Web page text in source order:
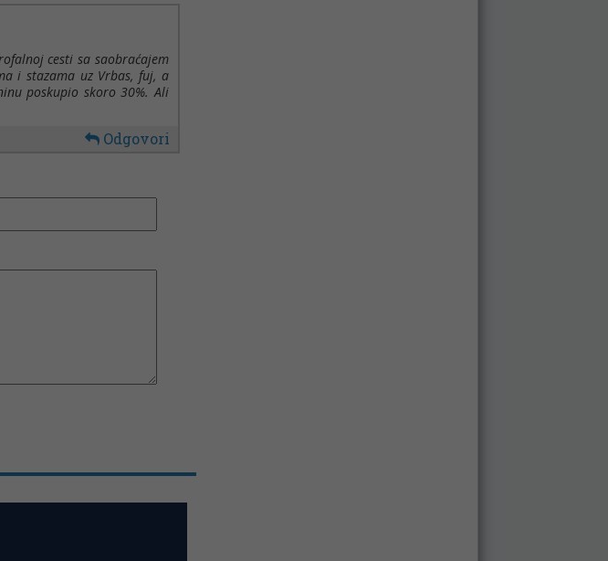
cesti sa saobraćajem
i stazama uz Vrbas, fuj, a
poskupio skoro 30%. Ali
Odgovori